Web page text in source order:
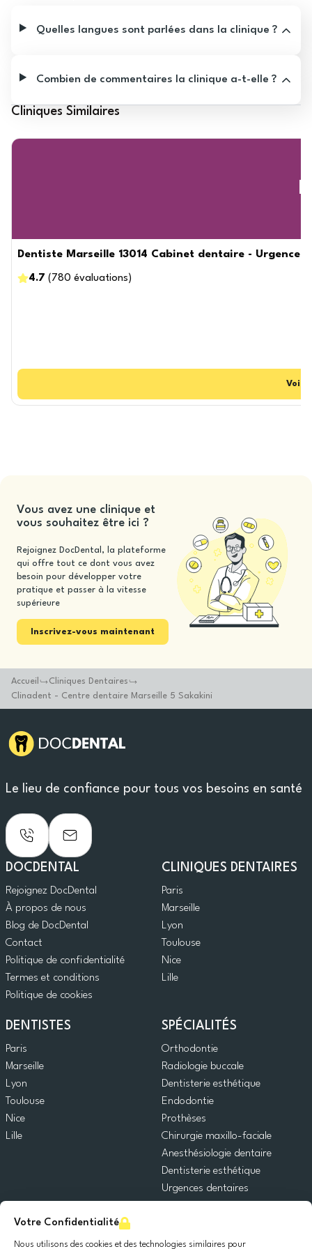
Votre Confidentialité
Nous utilisons des cookies et des technologies similaires pour
Quelles langues sont parlées dans la clinique ?
Combien de commentaires la clinique a-t-elle ?
Cliniques Similaires
Dentiste Marseille 13014 Cabinet dentaire -
4.7 ( 780 évaluations )
Voir
Vous avez une clinique et
vous souhaitez être ici ?
Rejoignez DocDental, la plateforme
qui offre tout ce dont vous avez
besoin pour développer votre
pratique et passer à la vitesse
supérieure
Inscrivez-vous maintenant
Accueil
Cliniques Dentaires
Clinadent - Centre dentaire Marseille 5 Sakakini
Le lieu de confiance pour tous vos besoins en santé
DOCDENTAL
Rejoignez DocDental
À propos de nous
Blog de DocDental
Contact
Politique de confidentialité
Termes et conditions
Politique de cookies
CLINIQUES DENTAIRES
Paris
Marseille
Lyon
Toulouse
Nice
Lille
DENTISTES
Paris
Marseille
Lyon
Toulouse
Nice
Lille
SPÉCIALITÉS
Orthodontie
Radiologie buccale
Dentisterie esthétique
Endodontie
Prothèses
Chirurgie maxillo-faciale
Anesthésiologie dentaire
Dentisterie esthétique
Urgences dentaires
Chirurgie orale